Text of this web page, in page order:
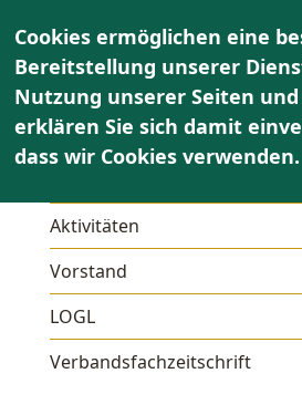
Über uns
Aktivitäten
Vorstand
LOGL
Verbandsfachzeitschrift
Cookies ermöglichen eine
Bereitstellung unserer
Nutzung unserer Seiten und
erklären Sie sich damit
dass wir Cookies verwenden.